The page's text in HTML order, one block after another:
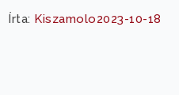
Írta: Kiszamolo2023-10-18